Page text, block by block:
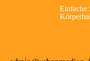
Einfache